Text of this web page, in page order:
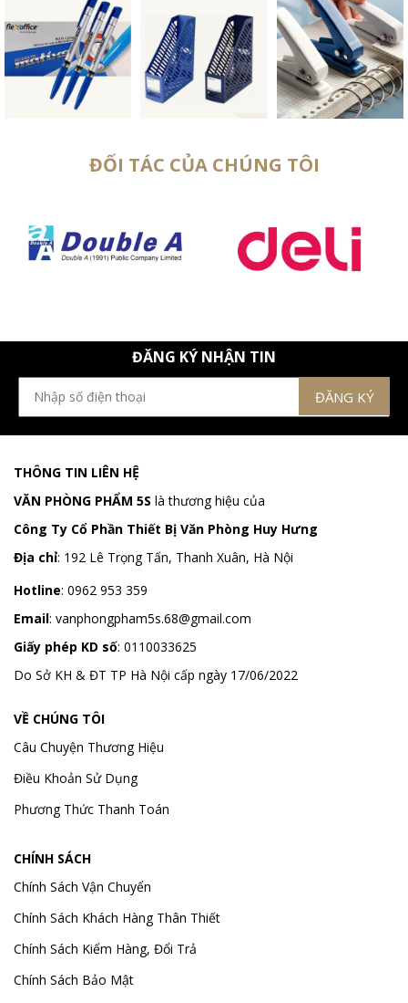
ĐỐI TÁC CỦA CHÚNG TÔI
ĐĂNG KÝ NHẬN TIN
THÔNG TIN LIÊN HỆ
VĂN PHÒNG PHẨM 5S là thương hiệu của
Công Ty Cổ Phần Thiết Bị Văn Phòng Huy Hưng
Địa chỉ: 192 Lê Trọng Tấn, Thanh Xuân, Hà Nội
Hotline: 0962 953 359
Email: vanphongpham5s.68@gmail.com
Giấy phép KD số: 0110033625
Do Sở KH & ĐT TP Hà Nội cấp ngày 17/06/2022
VỀ CHÚNG TÔI
Câu Chuyện Thương Hiệu
Điều Khoản Sử Dụng
Phương Thức Thanh Toán
CHÍNH SÁCH
Chính Sách Vận Chuyển
Chính Sách Khách Hàng Thân Thiết
Chính Sách Kiểm Hàng, Đổi Trả
Chính Sách Bảo Mật